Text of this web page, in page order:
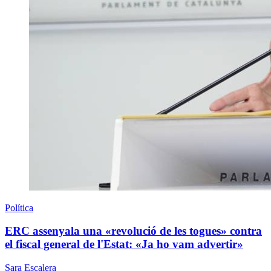
Política
ERC assenyala una «revolució de les togues» contra
el fiscal general de l'Estat: «Ja ho vam advertir»
Sara Escalera